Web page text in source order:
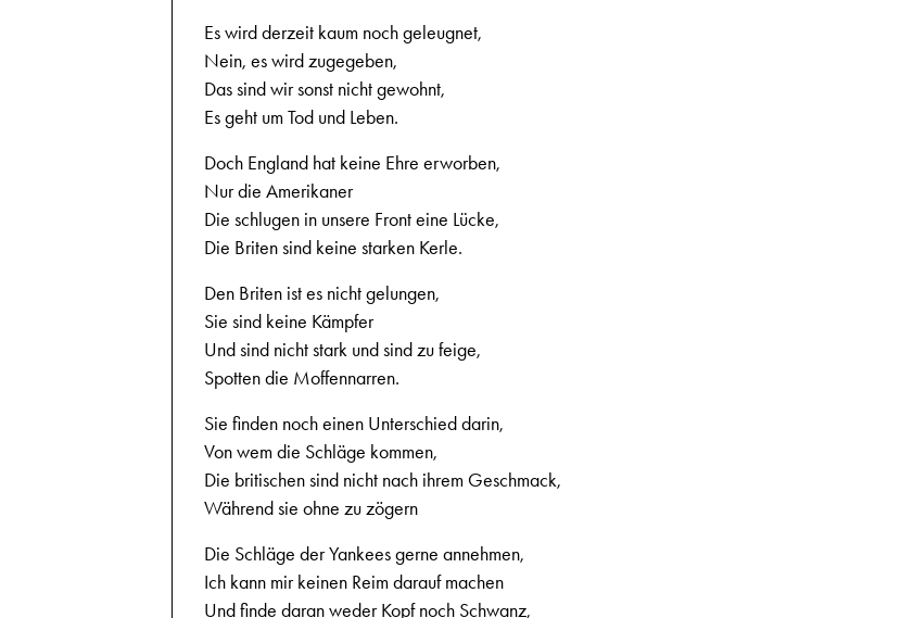
Es wird derzeit kaum noch geleugnet,
Nein, es wird zugegeben,
Das sind wir sonst nicht gewohnt,
Es geht um Tod und Leben.
Doch England hat keine Ehre erworben,
Nur die Amerikaner
Die schlugen in unsere Front eine Lücke,
Die Briten sind keine starken Kerle.
Den Briten ist es nicht gelungen,
Sie sind keine Kämpfer
Und sind nicht stark und sind zu feige,
Spotten die Moffennarren.
Sie finden noch einen Unterschied darin,
Von wem die Schläge kommen,
Die britischen sind nicht nach ihrem Geschmack,
Während sie ohne zu zögern
Die Schläge der Yankees gerne annehmen,
Ich kann mir keinen Reim darauf machen
Und finde daran weder Kopf noch Schwanz,